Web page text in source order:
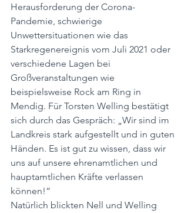
Herausforderung der Corona-
Pandemie, schwierige
Unwettersituationen wie das
Starkregenereignis vom Juli 2021 oder
verschiedene Lagen bei
Großveranstaltungen wie
beispielsweise Rock am Ring in
Mendig. Für Torsten Welling bestätigt
sich durch das Gespräch: „Wir sind im
Landkreis stark aufgestellt und in guten
Händen. Es ist gut zu wissen, dass wir
uns auf unsere ehrenamtlichen und
hauptamtlichen Kräfte verlassen
können!“
Natürlich blickten Nell und Welling